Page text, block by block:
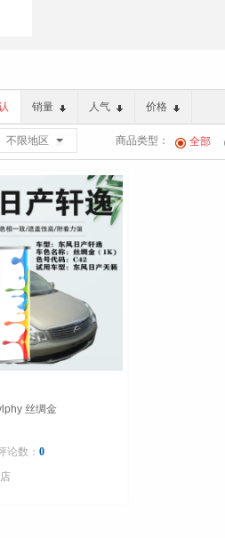
销量 人气 价格
不限地区 商品类型： 全部
丝绸金
论数： 0